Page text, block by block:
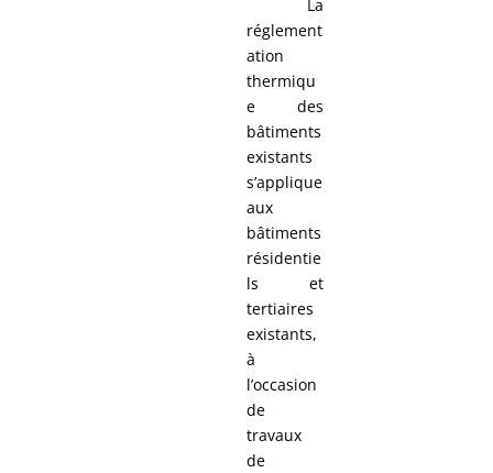
La
réglement
ation
thermiqu
e des
bâtiments
existants
s’applique
aux
bâtiments
résidentie
ls et
tertiaires
existants,
à
l’occasion
de
travaux
de